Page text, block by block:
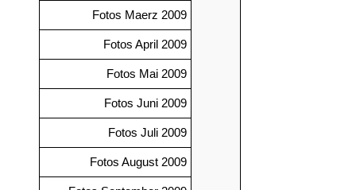
Fotos Maerz 2009
Fotos April 2009
Fotos Mai 2009
Fotos Juni 2009
Fotos Juli 2009
Fotos August 2009